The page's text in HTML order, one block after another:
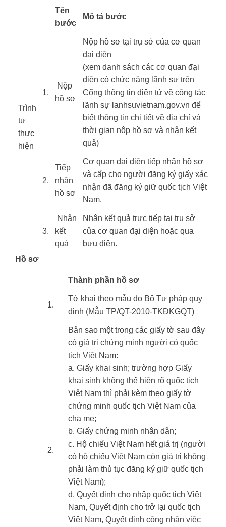
Trình
tự
thực
hiện ​
​Tên
bước
Mô tả bước
​1.
​ Nộp
hồ sơ
​Nộp hồ sơ tại trụ sở của cơ quan
đại diện
(xem danh sách các cơ quan đại
diện có chức năng lãnh sự trên
Cổng thông tin điện tử về công tác
lãnh sự lanhsuvietnam.gov.vn để
biết thông tin chi tiết về địa chỉ và
thời gian nộp hồ sơ và nhận kết
quả)
​2.
Tiếp
nhận
hồ sơ
Cơ quan đại diện tiếp nhận hồ sơ
và cấp cho người đăng ký giấy xác
nhận đã đăng ký giữ quốc tịch Việt
Nam.
3.
Nhận
kết
quả
Nhận kết quả trực tiếp tại trụ sở
của cơ quan đại diện hoặc qua
bưu điện.
Hồ sơ
​Thành phần hồ sơ
​1.
Tờ khai theo mẫu do Bộ Tư pháp quy
định (Mẫu TP/QT-2010-TKĐKGQT)
​2.
Bản sao một trong các giấy tờ sau đây
có giá trị chứng minh người có quốc
tịch Việt Nam:
a. Giấy khai sinh; trường hợp Giấy
khai sinh không thể hiện rõ quốc tịch
Việt Nam thì phải kèm theo giấy tờ
chứng minh quốc tịch Việt Nam của
cha mẹ;
b. Giấy chứng minh nhân dân;
c. Hộ chiếu Việt Nam hết giá trị (người
có hộ chiếu Việt Nam còn giá trị không
phải làm thủ tục đăng ký giữ quốc tịch
Việt Nam);
d. Quyết định cho nhập quốc tịch Việt
Nam, Quyết định cho trở lại quốc tịch
Việt Nam, Quyết định công nhận việc